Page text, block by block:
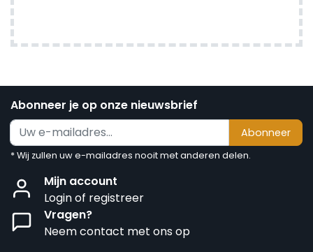
Abonneer je op onze nieuwsbrief
Abonneer
* Wij zullen uw e-mailadres nooit met anderen delen.
Mijn account
Login of registreer
Vragen?
Neem contact met ons op